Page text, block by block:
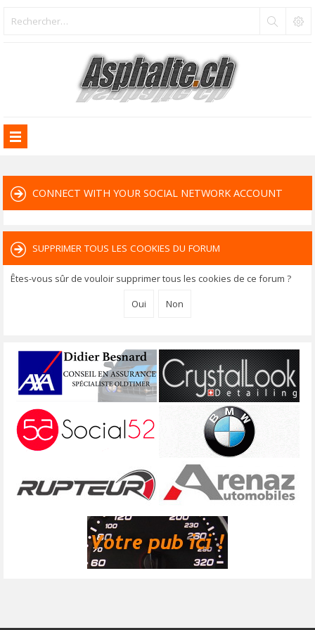
CONNECT WITH YOUR SOCIAL NETWORK ACCOUNT
SUPPRIMER TOUS LES COOKIES DU FORUM
Êtes-vous sûr de vouloir supprimer tous les cookies de ce forum ?